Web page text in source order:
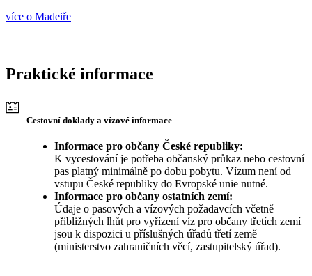
více o Madeiře
Praktické informace
Cestovní doklady a vízové informace
Informace pro občany České republiky:
K vycestování je potřeba občanský průkaz nebo cestovní
pas platný minimálně po dobu pobytu. Vízum není od
vstupu České republiky do Evropské unie nutné.
Informace pro občany ostatních zemí:
Údaje o pasových a vízových požadavcích včetně
přibližných lhůt pro vyřízení víz pro občany třetích zemí
jsou k dispozici u příslušných úřadů třetí země
(ministerstvo zahraničních věcí, zastupitelský úřad).